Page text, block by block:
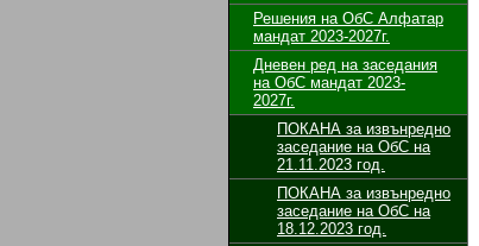
Решения на ОбС Алфатар
мандат 2023-2027г.
Дневен ред на заседания
на ОбС мандат 2023-
2027г.
ПОКАНА за извънредно
заседание на ОбС на
21.11.2023 год.
ПОКАНА за извънредно
заседание на ОбС на
18.12.2023 год.